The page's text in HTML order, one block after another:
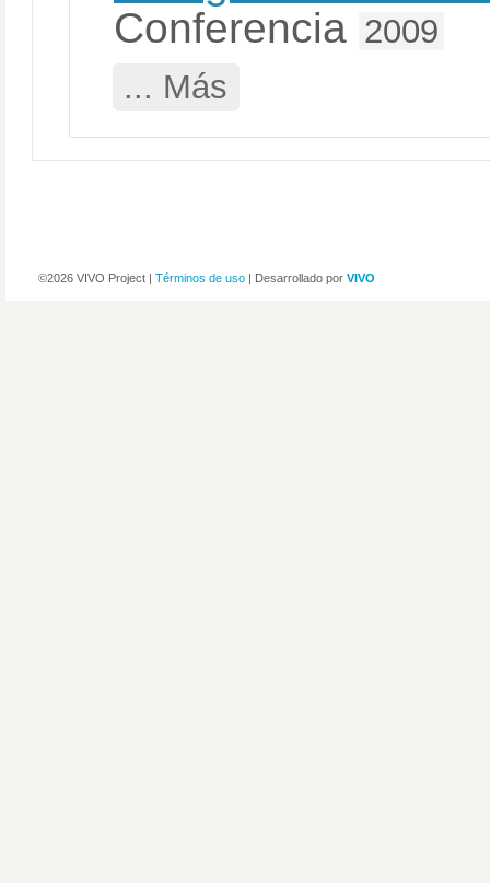
Conferencia 2009
... Más
©2026 VIVO Project | Términos de uso | Desarrollado por VIVO